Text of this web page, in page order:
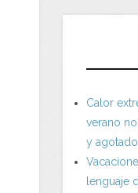
Calor
verano
y
lenguaje